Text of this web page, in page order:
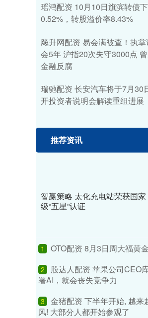
瑶鸿配资 10月10日旗滨转债
0.52%，转股溢价率8.43%
飚升网配资 易会满被查！执掌
会5年 沪指20次失守3000点
金融反腐
瑞驰配资 长安汽车将于7月30
开投资者说明会解读重组进展
推荐资讯
智赢策略 太化充电站荣获国家
级“五星”认证
1 OTO配资 8月3日周大福黄
2
股达人配资 苹果公司CEO
署AI，就会丧失竞争力
3
金猪配资 下半年开始, 越来
风! 大部分人都开始参观了